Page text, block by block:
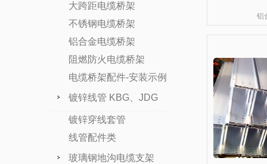
大跨距电缆桥架
不锈钢电缆桥架
铝合金电缆桥架
阻燃防火电缆桥架
电缆桥架配件-安装示例
镀锌线管 KBG、JDG
镀锌穿线套管
线管配件类
玻璃钢地沟电缆支架
铝